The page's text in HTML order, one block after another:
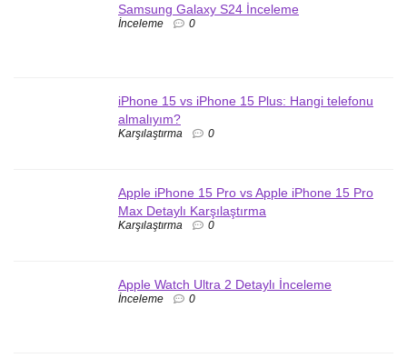
Samsung Galaxy S24 İnceleme
İnceleme 0
iPhone 15 vs iPhone 15 Plus: Hangi telefonu
almalıyım?
Karşılaştırma 0
Apple iPhone 15 Pro vs Apple iPhone 15 Pro
Max Detaylı Karşılaştırma
Karşılaştırma 0
Apple Watch Ultra 2 Detaylı İnceleme
İnceleme 0